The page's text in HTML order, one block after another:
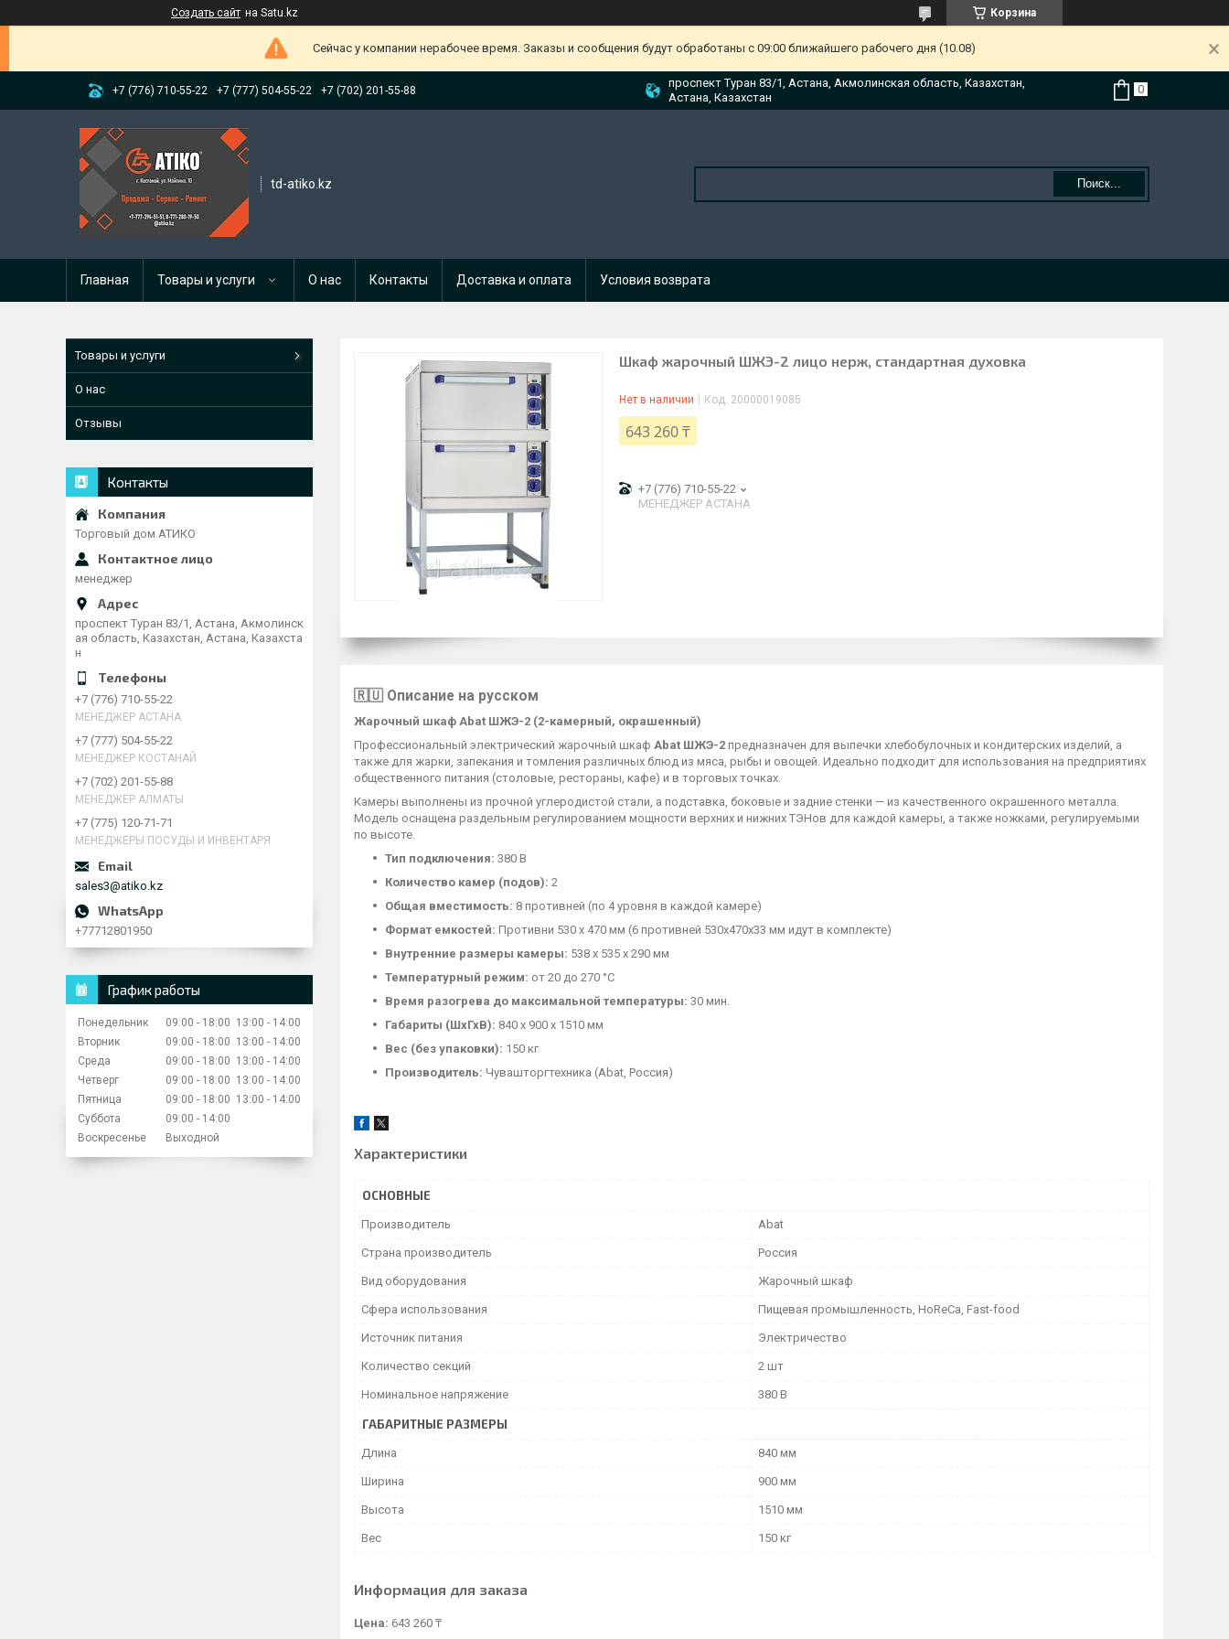
Создать сайт на Satu.kz Корзина
Сейчас у компании нерабочее время. Заказы и сообщения будут обработаны с 09:00 ближайшего рабочего дня (10.08)
+7 (776) 710-55-22 +7 (777) 504-55-22 +7 (702) 201-55-88
проспект Туран 83/1, Астана, Акмолинская область, Казахстан,
Астана, Казахстан
td-atiko.kz Поиск...
Главная Товары и услуги О нас Контакты Доставка и оплата Условия возврата
Шкаф жарочный ШЖЭ-2 лицо нерж, стандартная духовка
Нет в наличии Код: 20000019085
643 260 ₸
+7 (776) 710-55-22
МЕНЕДЖЕР АСТАНА
🇷🇺 Описание на русском
Жарочный шкаф Abat ШЖЭ-2 (2-камерный, окрашенный)
Профессиональный электрический жарочный шкаф Abat ШЖЭ-2 предназначен для выпечки хлебобулочных и кондитерских изделий, а
также для жарки, запекания и томления различных блюд из мяса, рыбы и овощей. Идеально подходит для использования на предприятиях
общественного питания (столовые, рестораны, кафе) и в торговых точках.
Камеры выполнены из прочной углеродистой стали, а подставка, боковые и задние стенки — из качественного окрашенного металла.
Модель оснащена раздельным регулированием мощности верхних и нижних ТЭНов для каждой камеры, а также ножками, регулируемыми
по высоте.
Тип подключения: 380 В
Количество камер (подов): 2
Общая вместимость: 8 противней (по 4 уровня в каждой камере)
Формат емкостей: Противни 530 х 470 мм (6 противней 530х470х33 мм идут в комплекте)
Внутренние размеры камеры: 538 х 535 х 290 мм
Температурный режим: от 20 до 270 °С
Время разогрева до максимальной температуры: 30 мин.
Габариты (ШхГхВ): 840 х 900 х 1510 мм
Вес (без упаковки): 150 кг
Производитель: Чувашторгтехника (Abat, Россия)
Характеристики
ОСНОВНЫЕ
Производитель Abat
Страна производитель Россия
Вид оборудования Жарочный шкаф
Сфера использования Пищевая промышленность, HoReCa, Fast-food
Источник питания Электричество
Количество секций 2 шт
Номинальное напряжение 380 В
ГАБАРИТНЫЕ РАЗМЕРЫ
Длина 840 мм
Ширина 900 мм
Высота 1510 мм
Вес 150 кг
Информация для заказа
Цена: 643 260 ₸
Товары и услуги
О нас
Отзывы
Контакты
Торговый дом АТИКО
менеджер
проспект Туран 83/1, Астана, Акмолинск
ая область, Казахстан, Астана, Казахста
н
+7 (776) 710-55-22
МЕНЕДЖЕР АСТАНА
+7 (777) 504-55-22
МЕНЕДЖЕР КОСТАНАЙ
+7 (702) 201-55-88
МЕНЕДЖЕР АЛМАТЫ
+7 (775) 120-71-71
МЕНЕДЖЕРЫ ПОСУДЫ И ИНВЕНТАРЯ
sales3@atiko.kz
+77712801950
График работы
Понедельник 09:00 18:00 13:00
14:00
Вторник
09:00 18:00 13:00
14:00
Среда
09:00 18:00 13:00
14:00
Четверг
09:00 18:00 13:00
14:00
Пятница
09:00 18:00 13:00
14:00
Суббота
09:00
14:00
Воскресенье
Выходной